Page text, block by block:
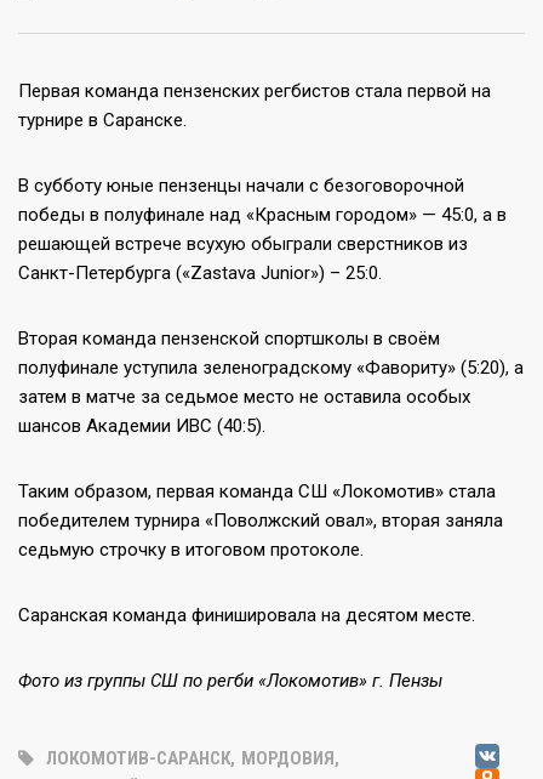
Первая команда пензенских регбистов стала первой на
турнире в Саранске.
В субботу юные пензенцы начали с безоговорочной
победы в полуфинале над «Красным городом» — 45:0, а в
решающей встрече всухую обыграли сверстников из
Санкт-Петербурга («Zastava Junior») – 25:0.
Вторая команда пензенской спортшколы в своём
полуфинале уступила зеленоградскому «Фавориту» (5:20), а
затем в матче за седьмое место не оставила особых
шансов Академии ИВС (40:5).
Таким образом, первая команда СШ «Локомотив» стала
победителем турнира «Поволжский овал», вторая заняла
седьмую строчку в итоговом протоколе.
Саранская команда финишировала на десятом месте.
Фото из группы СШ по регби «Локомотив» г. Пензы
ЛОКОМОТИВ-САРАНСК, МОРДОВИЯ,